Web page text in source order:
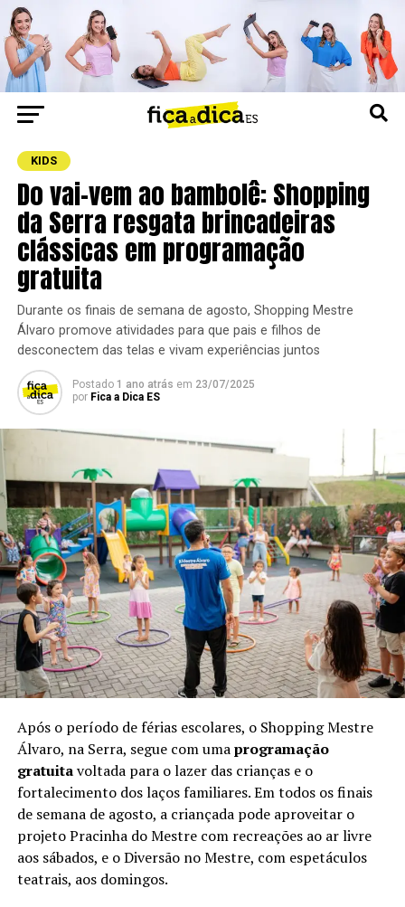
KIDS
Do vai-vem ao bambolê: Shopping
da Serra resgata brincadeiras
clássicas em programação
gratuita
Durante os finais de semana de agosto, Shopping Mestre
Álvaro promove atividades para que pais e filhos de
desconectem das telas e vivam experiências juntos
Postado 1 ano atrás em 23/07/2025
por Fica a Dica ES
Após o período de férias escolares, o Shopping Mestre
Álvaro, na Serra, segue com umaprogramação
gratuitavoltada para o lazer das crianças e o
fortalecimento dos laços familiares. Em todos os finais
de semana de agosto, a criançada pode aproveitar o
projeto Pracinha do Mestre com recreações ao ar livre
aos sábados, e o Diversão no Mestre, com espetáculos
teatrais, aos domingos.